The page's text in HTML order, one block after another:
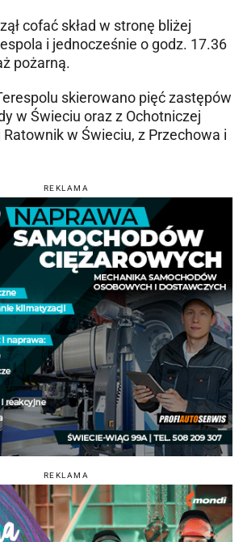
cofać skład w stronę bliżej
i jednocześnie o godz. 17.36
pożarną.
skierowano pięć zastępów
w Świeciu oraz z Ochotniczej
w Świeciu, z Przechowa i
REKLAMA
REKLAMA